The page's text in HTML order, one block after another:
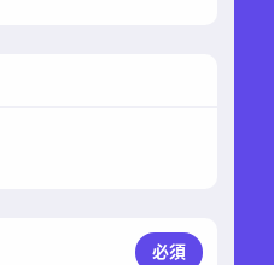
必須